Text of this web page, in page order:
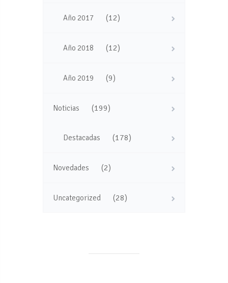
Año 2017 (12)
Año 2018 (12)
Año 2019 (9)
Noticias (199)
Destacadas (178)
Novedades (2)
Uncategorized (28)